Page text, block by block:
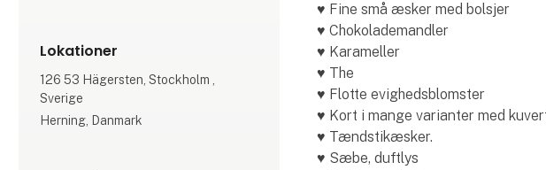
Lokationer
126 53 Hägersten, Stockholm ,
Sverige
Herning, Danmark
♥ Fine små æsker med bolsjer
♥ Chokolademandler
♥ Karameller
♥ The
♥ Flotte evighedsblomster
♥ Kort i mange varianter med
♥ Tændstikæsker.
♥ Sæbe, duftlys